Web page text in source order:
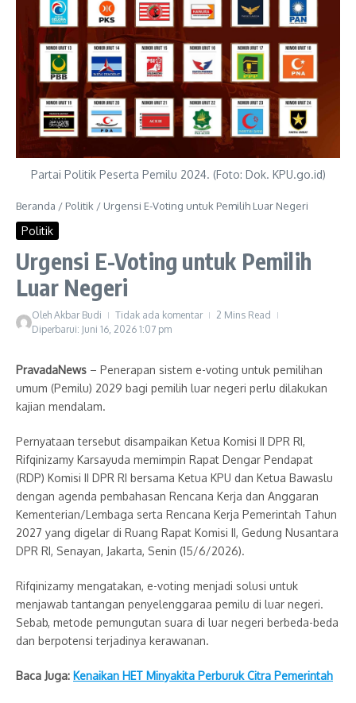
Partai Politik Peserta Pemilu 2024. (Foto: Dok. KPU.go.id)
Beranda / Politik / Urgensi E-Voting untuk Pemilih Luar Negeri
Politik
Urgensi E-Voting untuk Pemilih
Luar Negeri
Oleh Akbar Budi Tidak ada komentar
2 Mins Read
Diperbarui: Juni 16, 2026 1:07 pm
PravadaNews – Penerapan sistem e-voting untuk pemilihan
umum (Pemilu) 2029 bagi pemilih luar negeri perlu dilakukan
kajian mendalam.
Pernyataan tersebut disampaikan Ketua Komisi II DPR RI,
Rifqinizamy Karsayuda memimpin Rapat Dengar Pendapat
(RDP) Komisi II DPR RI bersama Ketua KPU dan Ketua Bawaslu
dengan agenda pembahasan Rencana Kerja dan Anggaran
Kementerian/Lembaga serta Rencana Kerja Pemerintah Tahun
2027 yang digelar di Ruang Rapat Komisi II, Gedung Nusantara
DPR RI, Senayan, Jakarta, Senin (15/6/2026).
Rifqinizamy mengatakan, e-voting menjadi solusi untuk
menjawab tantangan penyelenggaraa pemilu di luar negeri.
Sebab, metode pemungutan suara di luar negeri berbeda-beda
dan berpotensi terjadinya kerawanan.
Baca Juga: Kenaikan HET Minyakita Perburuk Citra Pemerintah